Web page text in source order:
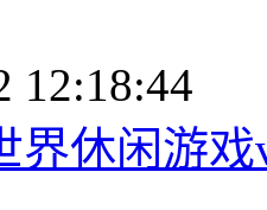
12:18:44
界休闲游